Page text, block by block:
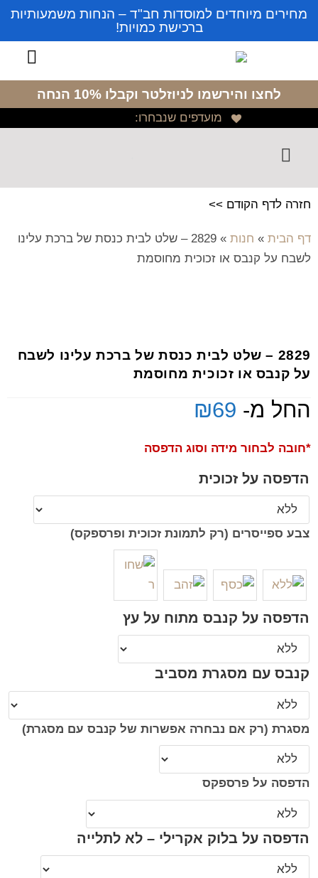
מחירים מיוחדים למוסדות חב"ד – הנחות משמעותיות
ברכישת כמויות!
לחצו והירשמו לניוזלטר וקבלו 10% הנחה
מועדפים שנבחרו:
חזרה לדף הקודם >>
דף הבית » חנות »
2829 – שלט לבית כנסת של ברכת עלינו
לשבח על קנבס או זכוכית מחוסמת
2829 – שלט לבית כנסת של ברכת עלינו לשבח
על קנבס או זכוכית מחוסמת
החל מ- ₪69
*חובה לבחור מידה וסוג הדפסה
הדפסה על זכוכית
צבע ספייסרים (רק לתמונת זכוכית ופרספקס)
הדפסה על קנבס מתוח על עץ
קנבס עם מסגרת מסביב
מסגרת (רק אם נבחרה אפשרות של קנבס עם מסגרת)
הדפסה על פרספקס
הדפסה על בלוק אקרילי – לא לתלייה